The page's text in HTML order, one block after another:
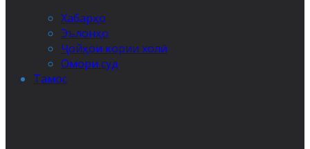
Хабарҳо
Эълонҳо
Ҷойҳои кории холӣ
Омори суд
Тамос